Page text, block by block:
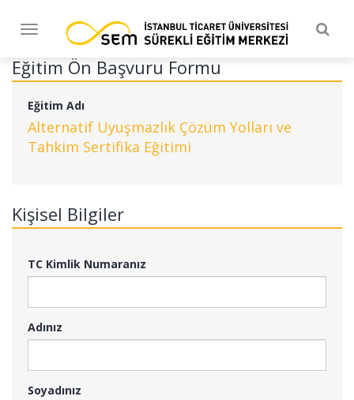
Toggle
navigation
Eğitim Ön Başvuru Formu
Eğitim Adı
Alternatif Uyuşmazlık Çözüm Yolları ve
Tahkim Sertifika Eğitimi
Kişisel Bilgiler
TC Kimlik Numaranız
Adınız
Soyadınız